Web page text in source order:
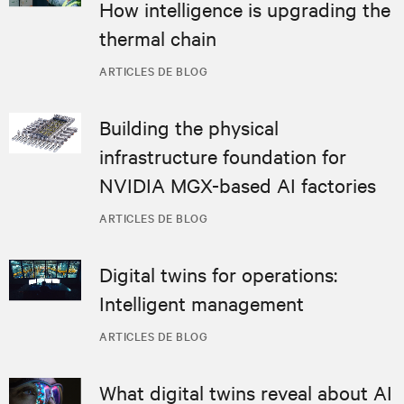
ARTICLES DE BLOG
How intelligence is upgrading the
thermal chain
ARTICLES DE BLOG
Building the physical
infrastructure foundation for
NVIDIA MGX-based AI factories
ARTICLES DE BLOG
Digital twins for operations:
Intelligent management
What digital twins reveal about AI